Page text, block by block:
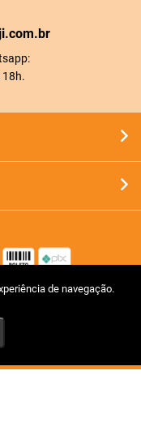
de navegação.
18h.